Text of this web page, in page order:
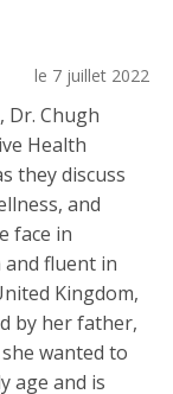
le 7 juillet 2022
Dr. Chugh
Health
they discuss
and
face in
and fluent in
Kingdom,
by her father,
wanted to
age and is